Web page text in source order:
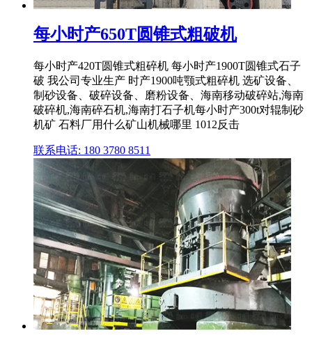
每小时产650T圆锥式粗破机
每小时产420T圆锥式粗碎机 每小时产1900T圆锥式石子
破 我公司专业生产 时产1900吨颚式粗碎机 选矿设备、
制砂设备、破碎设备、磨粉设备、海南移动破碎站,海南
破碎机,海南碎石机,海南打石子机每小时产300t对辊制砂
机矿 石料厂用什么矿山机械哪里 1012反击
联系电话: 180 3780 8511